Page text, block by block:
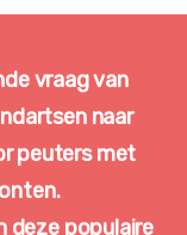
vraag van
naar
peuters met
deze populaire